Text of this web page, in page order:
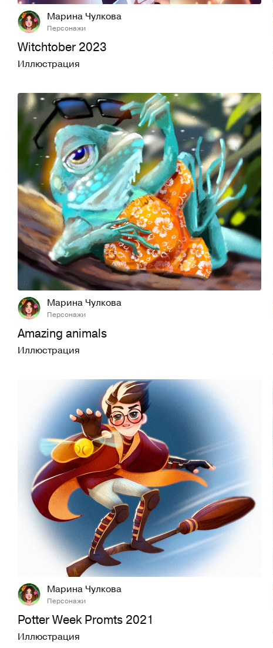
Марина Чулкова
Персонажи
Witchtober 2023
Иллюстрация
39 426
Марина Чулкова
Персонажи
Amazing animals
Иллюстрация
56
Марина Чулкова
Персонажи
Potter Week Promts 2021
Иллюстрация